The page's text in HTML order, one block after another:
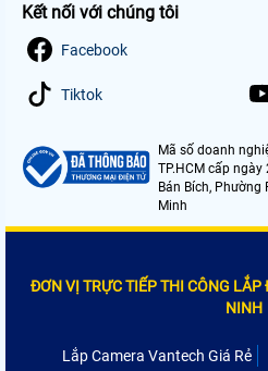
Kết nối với chúng tôi
Facebook
Tiktok
Mã số doanh
TP.HCM cấp
Bán Bích,
Minh
ĐƠN VỊ TRỰC TIẾP THI CÔNG LẮP
NINH
Lắp Camera Vantech Giá Rẻ